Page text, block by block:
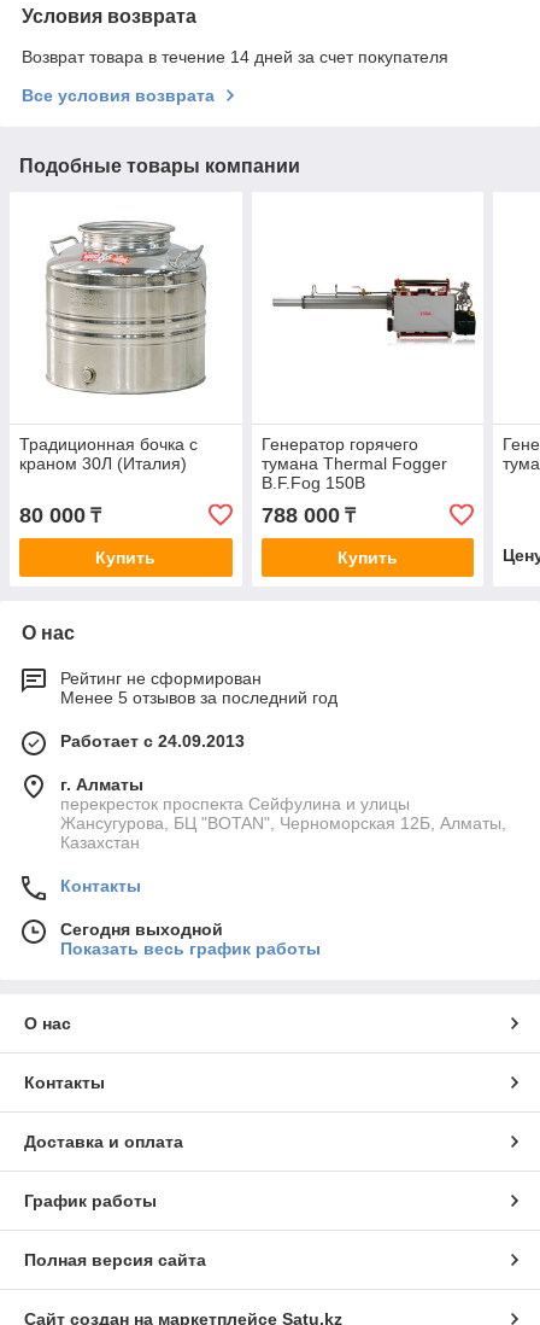
Условия возврата
Возврат товара в течение 14 дней за счет покупателя
Все условия возврата
Подобные товары компании
Традиционная бочка с
краном 30Л (Италия)
80 000 ₸
Купить
Генератор горячего
тумана Thermal Fogger
B.F.Fog 150B
788 000₸
Купить
О нас
Рейтинг не сформирован
Менее 5 отзывов за последний год
Работает с 24.09.2013
г. Алматы
перекресток проспекта Сейфулина и улицы
Жансугурова, БЦ "BOTAN", Черноморская 12Б, Алматы,
Казахстан
Контакты
Сегодня выходной
Показать весь график работы
О нас
Контакты
Доставка и оплата
График работы
Полная версия сайта
Сайт создан на маркетплейсе Satu.kz